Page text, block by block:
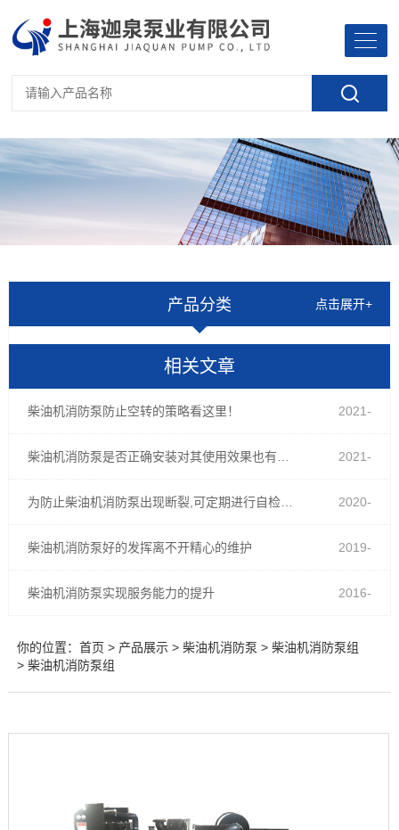
产品分类 点击展开+
相关文章
柴油机消防泵防止空转的策略看这里！ 2021-
03-02
2021-
01-19
2020-
08-13
柴油机消防泵好的发挥离不开精心的维护 2019-
09-19
柴油机消防泵实现服务能力的提升 2016-
你的位置： 首页 > 产品展示> 柴油机消防泵 > 柴油机消防泵组
> 柴油机消防泵组